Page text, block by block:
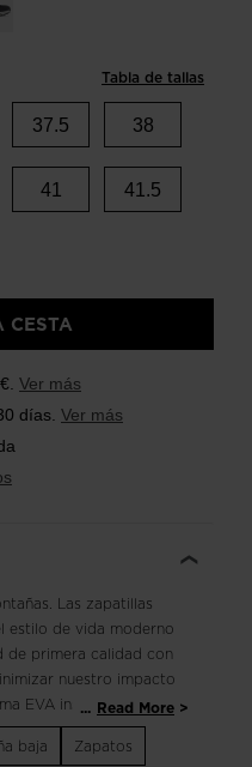
Tabla de tallas
37.5 38
41 41.5
CESTA
Ver más
días. Ver más
Las zapatillas
estilo de vida moderno
de primera calidad con
nuestro impacto
EVA inspirada en la
en el talón,
proporcionan a tus
... Read More
baja Zapatos